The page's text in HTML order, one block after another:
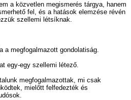
a közvetlen megismerés tárgya, hanem
fel, és a hatások elemzése révén
szellemi létsíknak.
a megfogalmazott gondolatiság.
egy-egy szellemi létező.
megfogalmazottak, mi csak
mielőtt felfedezték és